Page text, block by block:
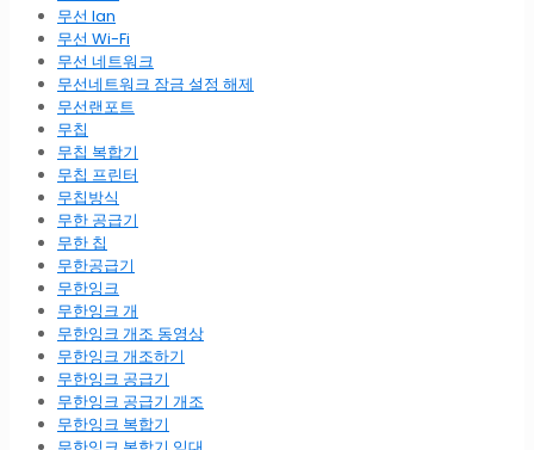
무선 lan
무선 Wi-Fi
무선 네트워크
무선네트워크 잠금 설정 해제
무선랜포트
무칩
무칩 복합기
무칩 프린터
무칩방식
무한 공급기
무한 칩
무한공급기
무한잉크
무한잉크 개
무한잉크 개조 동영상
무한잉크 개조하기
무한잉크 공급기
무한잉크 공급기 개조
무한잉크 복합기